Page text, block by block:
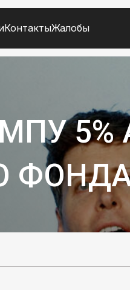
КонтактыЖалобы